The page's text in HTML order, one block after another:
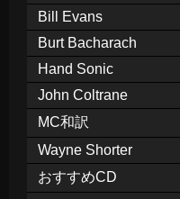
Bill Evans
Burt Bacharach
Hand Sonic
John Coltrane
MC和訳
Wayne Shorter
おすすめCD